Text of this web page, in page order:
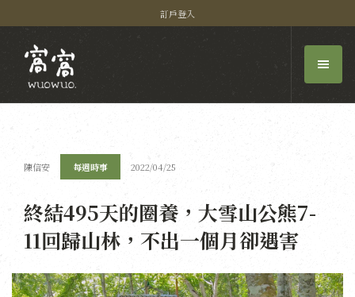
訂戶登入
陳信安 每週時事 2022/04/25
終結495天的圈養，大雪山公熊7-
11回歸山林，不出一個月卻遇害